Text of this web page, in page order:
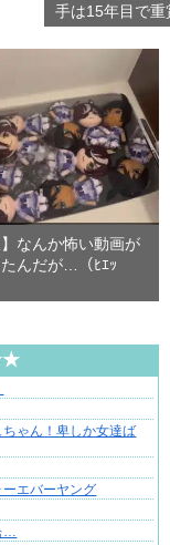
手は15年目で
】なんか怖い動画が
んだが…（ﾋｴｯ
ちゃん！卑しか女達ば
ーエバーヤング
…